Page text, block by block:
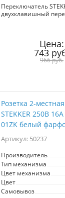
Переключатель
двухклавишный
71*71*40 мм и
эффектом soft touch
любой интерьер.
поликарбоната с
элементами,
при номинальном
А. Оптимален для
Цена:
743
966 руб.
Розетка 2-
STEKKER 250В
01ZK белый
Артикул: 50237
Производитель
Тип механизма
Цвет механизма
Цвет
Самовывоз